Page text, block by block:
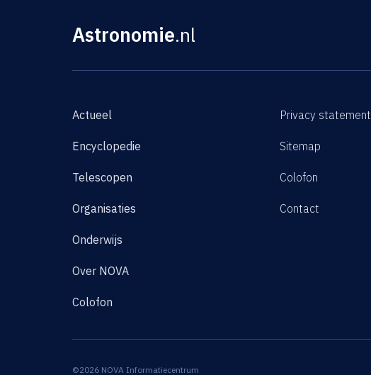
Astronomie.nl
Actueel
Encyclopedie
Telescopen
Organisaties
Onderwijs
Over NOVA
Colofon
Privacy statement
Sitemap
Colofon
Contact
©2026 NOVA Informatiecentrum